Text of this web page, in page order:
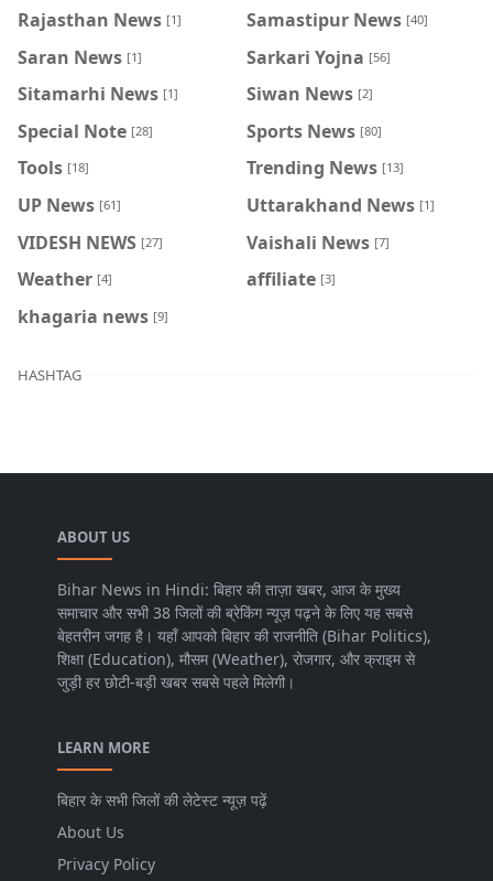
Rajasthan News [1] Samastipur News [40]
Saran News [1] Sarkari Yojna [56]
Sitamarhi News [1] Siwan News [2]
Special Note [28] Sports News [80]
Tools [18] Trending News [13]
UP News [61] Uttarakhand News [1]
VIDESH NEWS [27] Vaishali News [7]
Weather [4] affiliate [3]
khagaria news [9]
HASHTAG
ABOUT US
Bihar News in Hindi: बिहार की ताज़ा खबर, आज के मुख्य
समाचार और सभी 38 जिलों की ब्रेकिंग न्यूज़ पढ़ने के लिए यह सबसे
बेहतरीन जगह है। यहाँ आपको बिहार की राजनीति (Bihar Politics),
शिक्षा (Education), मौसम (Weather), रोजगार, और क्राइम से
जुड़ी हर छोटी-बड़ी खबर सबसे पहले मिलेगी।
LEARN MORE
बिहार के सभी जिलों की लेटेस्ट न्यूज़ पढ़ें
About Us
Privacy Policy